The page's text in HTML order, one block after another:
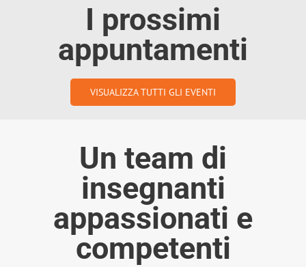
I prossimi
appuntamenti
VISUALIZZA TUTTI GLI EVENTI
Un team di
insegnanti
appassionati e
competenti